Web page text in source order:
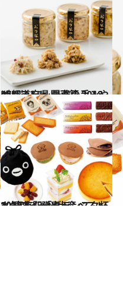
2018.12.1
47都道府県 最強の手みやげリスト ～関東篇 2018～
グルメ
2018.12.24
人気スイーツ土産ベスト10 東京駅「グランスタ杯 2018冬」発表！
グルメ